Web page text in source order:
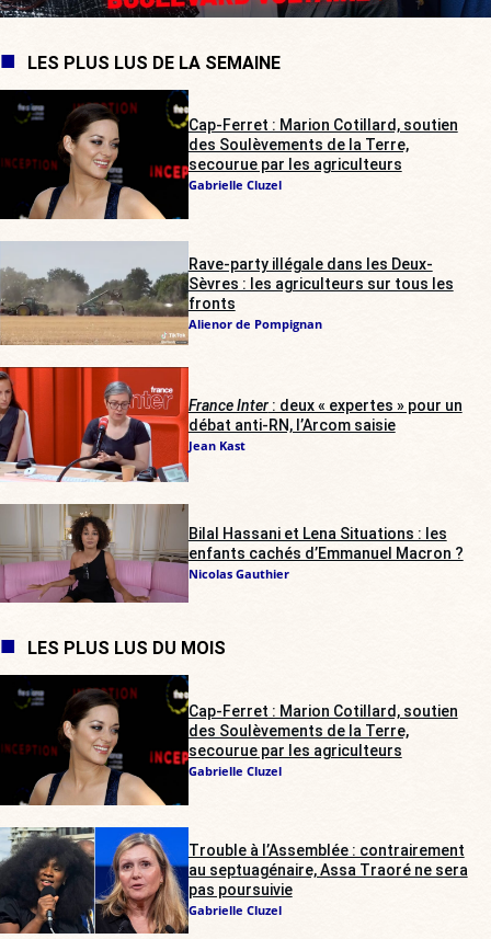
LES PLUS LUS DE LA SEMAINE
Cap-Ferret : Marion Cotillard, soutien
des Soulèvements de la Terre,
secourue par les agriculteurs
Gabrielle Cluzel
Rave-party illégale dans les Deux-
Sèvres : les agriculteurs sur tous les
fronts
Alienor de Pompignan
France Inter: deux « expertes » pour un
débat anti-RN, l’Arcom saisie
Jean Kast
Bilal Hassani et Lena Situations : les
enfants cachés d’Emmanuel Macron ?
Nicolas Gauthier
LES PLUS LUS DU MOIS
Cap-Ferret : Marion Cotillard, soutien
des Soulèvements de la Terre,
secourue par les agriculteurs
Gabrielle Cluzel
Trouble à l’Assemblée : contrairement
au septuagénaire, Assa Traoré ne sera
pas poursuivie
Gabrielle Cluzel